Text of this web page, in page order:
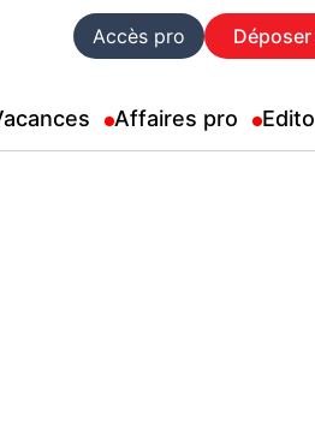
Accès pro Déposer
Affaires pro Edito